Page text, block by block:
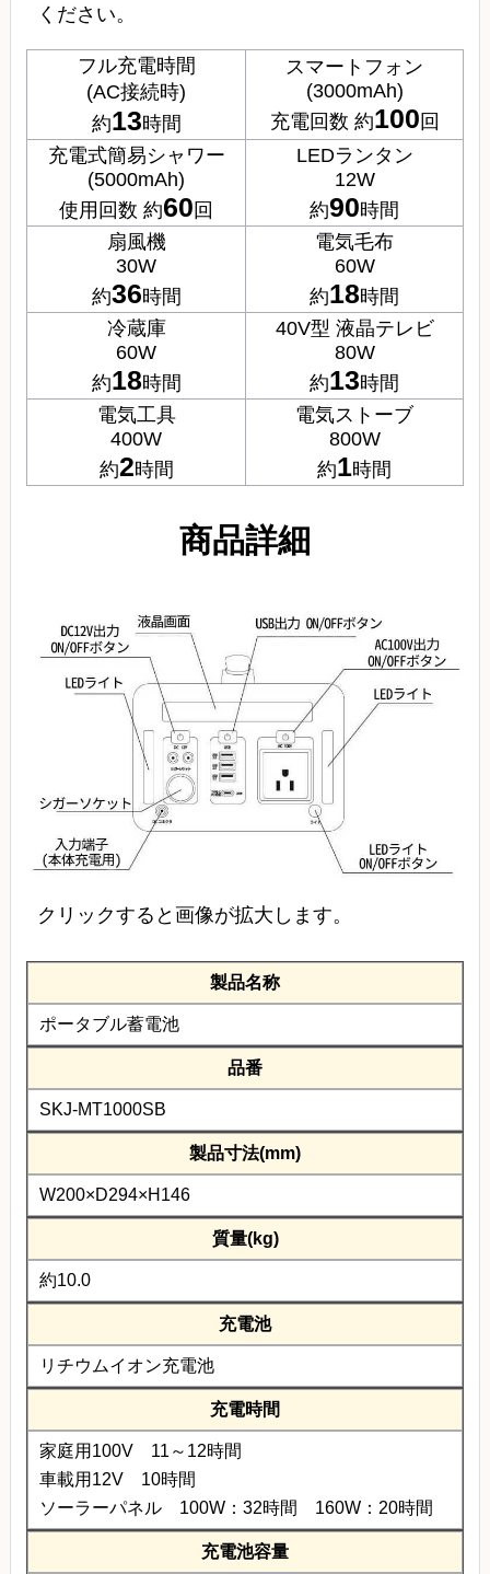
ください。
フル充電時間
(AC接続時)
約13時間
スマートフォン
(3000mAh)
充電回数 約100 回
充電式簡易シャワー
(5000mAh)
使用回数 約60 回
LEDランタン
12W
約90時間
扇風機
30W
約36時間
電気毛布
60W
約18時間
冷蔵庫
60W
約18時間
40V型 液晶テレビ
80W
約13時間
電気工具
400W
約2時間
電気ストーブ
800W
約1時間
商品詳細
クリックすると画像が拡大します。
製品名称
ポータブル蓄電池
品番
SKJ-MT1000SB
製品寸法(mm)
W200×D294×H146
質量(kg)
約10.0
充電池
リチウムイオン充電池
充電時間
家庭用100V 11～12時間
車載用12V 10時間
ソーラーパネル 100W：32時間 160W：20時間
充電池容量